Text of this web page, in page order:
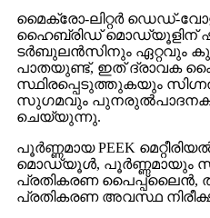
മൈക്രോ-ലിറ്റർ ഡെഡ്-
ഹൈബ്രിഡ് മൊഡ്യൂളിന്
ടർബുലൻസിനും ഏറ്റവും
പാതയുണ്ട്, ഇത് ദ്രാവക
സ്ഥിരപ്പെടുത്തുകയും
സുഗമവും
ചെയ്യുന്നു.
പൂർണ്ണമായ PEEK
മൊഡ്യൂൾ, പൂർണ്ണമായും
പ്രതികരണ പൈപ്പ്‌ലൈൻ,
പ്രതികരണ അവസ്ഥ